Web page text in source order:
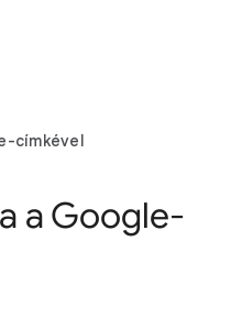
címkével
a Google-